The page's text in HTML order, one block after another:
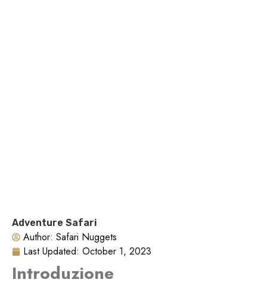
Adventure Safari
Author: Safari Nuggets
Last Updated: October 1, 2023
Introduzione